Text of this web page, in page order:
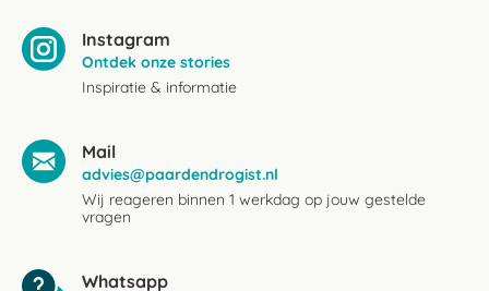
Instagram
Ontdek onze stories
Inspiratie & informatie
Mail
advies@paardendrogist.nl
Wij reageren binnen 1 werkdag op jouw gestelde
vragen
Whatsapp